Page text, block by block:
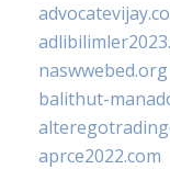
naswwebed.org
balithut-
aprce2022.com